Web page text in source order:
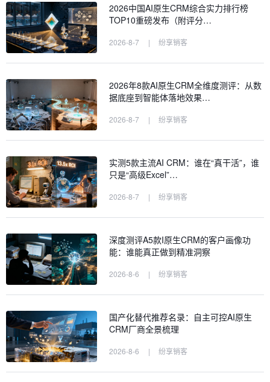
2026中国AI原生CRM综合实力排行榜
TOP10重磅发布（附评分…
2026-8-7 | 纷享销客
2026年8款AI原生CRM全维度测评：从数
据底座到智能体落地效果…
2026-8-7 | 纷享销客
实测5款主流AI CRM：谁在“真干活”，谁
只是“高级Excel”…
2026-8-7 | 纷享销客
深度测评A5款I原生CRM的客户画像功
能：谁能真正做到精准洞察
2026-8-6 | 纷享销客
国产化替代推荐名录：自主可控AI原生
CRM厂商全景梳理
2026-8-6 | 纷享销客